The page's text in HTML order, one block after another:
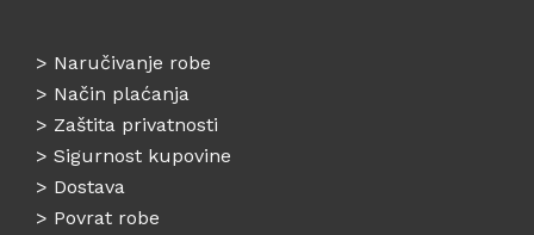
> Naručivanje robe
> Način plaćanja
> Zaštita privatnosti
> Sigurnost kupovine
> Dostava
> Povrat robe